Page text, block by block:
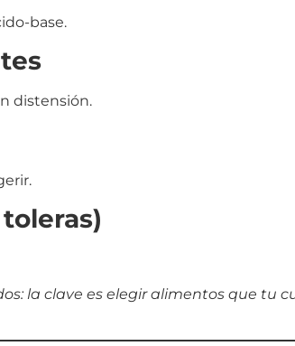
base.
distensión.
la clave es elegir alimentos que tu